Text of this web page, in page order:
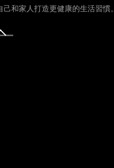
和家人打造更健康的生活習慣。